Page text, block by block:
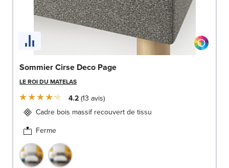
Sommier Cirse Deco Page
LE ROI DU MATELAS
4.2 13 avis
Cadre bois massif recouvert de tissu
Ferme